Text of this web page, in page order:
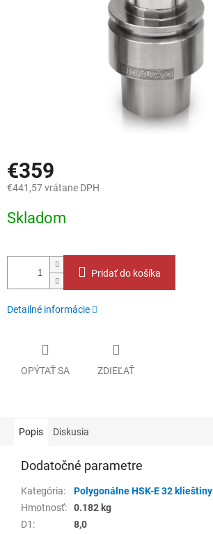
€359
€441,57 vrátane DPH
cena:
Skladom
Pridať do košíka
Detailné informácie
OPÝTAŤ SA ZDIEĽAŤ
Popis Diskusia
Dodatočné parametre
Kategória:
Polygonálne HSK-E 32 klieštiny
Hmotnosť:
0.182 kg
D1 :
8,0